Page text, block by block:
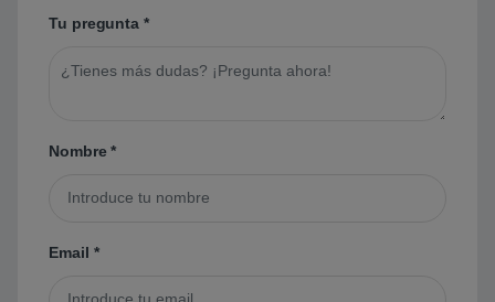
Tu pregunta *
Nombre*
Email *